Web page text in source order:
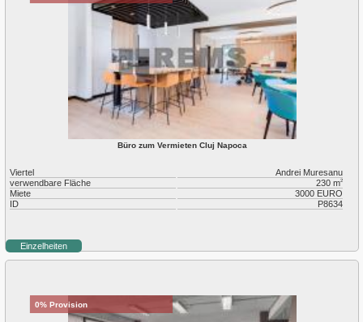
Büro zum Vermieten Cluj Napoca
Viertel
Andrei Muresanu
verwendbare Fläche
230 m2
Miete
3000 EURO
ID
P8634
Einzelheiten
0% Provision